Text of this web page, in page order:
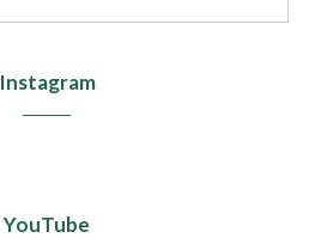
Instagram
YouTube